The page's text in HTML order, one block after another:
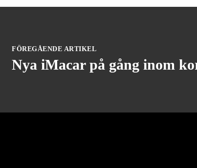
FÖREGÅENDE ARTIKEL
Nya iMacar på gång inom